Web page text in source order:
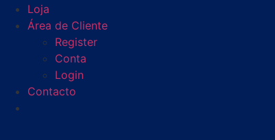
Loja
Área de Cliente
Register
Conta
Login
Contacto